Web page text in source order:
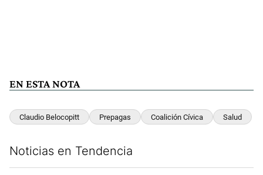
EN ESTA NOTA
Claudio Belocopitt Prepagas Coalición Cívica Salud
Noticias en Tendencia